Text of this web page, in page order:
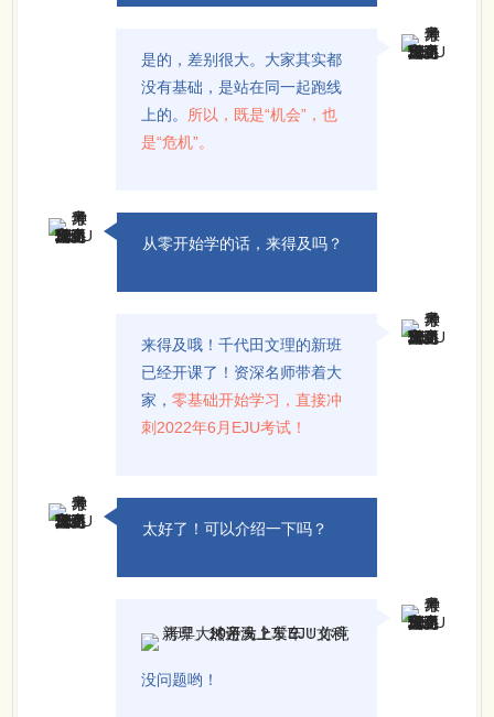
是的，差别很大。大家其实都
没有基础，是站在同一起跑线
上的。 所以，既是“机会”，也
是“危机”。
从零开始学的话，来得及吗？
来得及哦！千代田文理的新班
已经开课了！资深名师带着大
家，零基础开始学习，直接冲
刺2022年6月EJU考试！
太好了！可以介绍一下吗？
没问题哟！